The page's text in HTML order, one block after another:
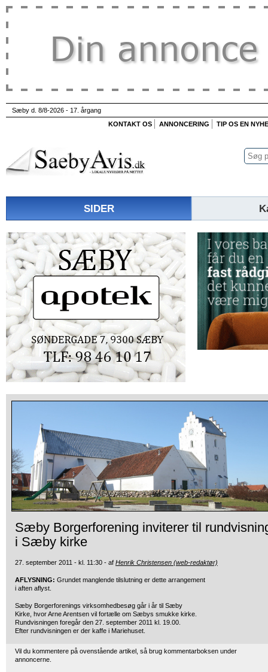
Sæby d. 8/8-2026 - 17. årgang
KONTAKT OS
ANNONCERING TIP OS EN
SIDER
Sæby Borgerforening inviterer til
i Sæby kirke
27. september 2011 - kl. 11:30 - af Henrik Christensen (web-redaktør)
AFLYSNING: Grundet manglende tilslutning er dette arrangement
i aften aflyst.
Sæby Borgerforenings virksomhedbesøg går i år til Sæby
Kirke, hvor Arne Arentsen vil fortælle om Sæbys smukke kirke.
Rundvisningen foregår den 27. september 2011 kl. 19.00.
Efter rundvisningen er der kaffe i Mariehuset.
Vil du kommentere på ovenstående artikel, så brug kommentarboksen under
annoncerne.